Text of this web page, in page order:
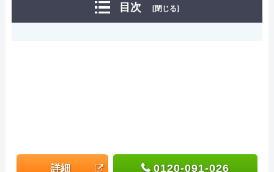
目次 [閉じる]
詳細 0120-091-026